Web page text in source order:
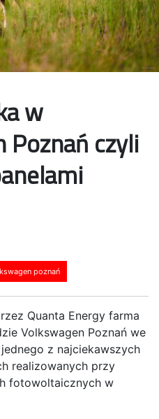
w
Poznań czyli
poznań
Quanta Energy farma
Volkswagen Poznań we
z najciekawszych
realizowanych przy
fotowoltaicznych w